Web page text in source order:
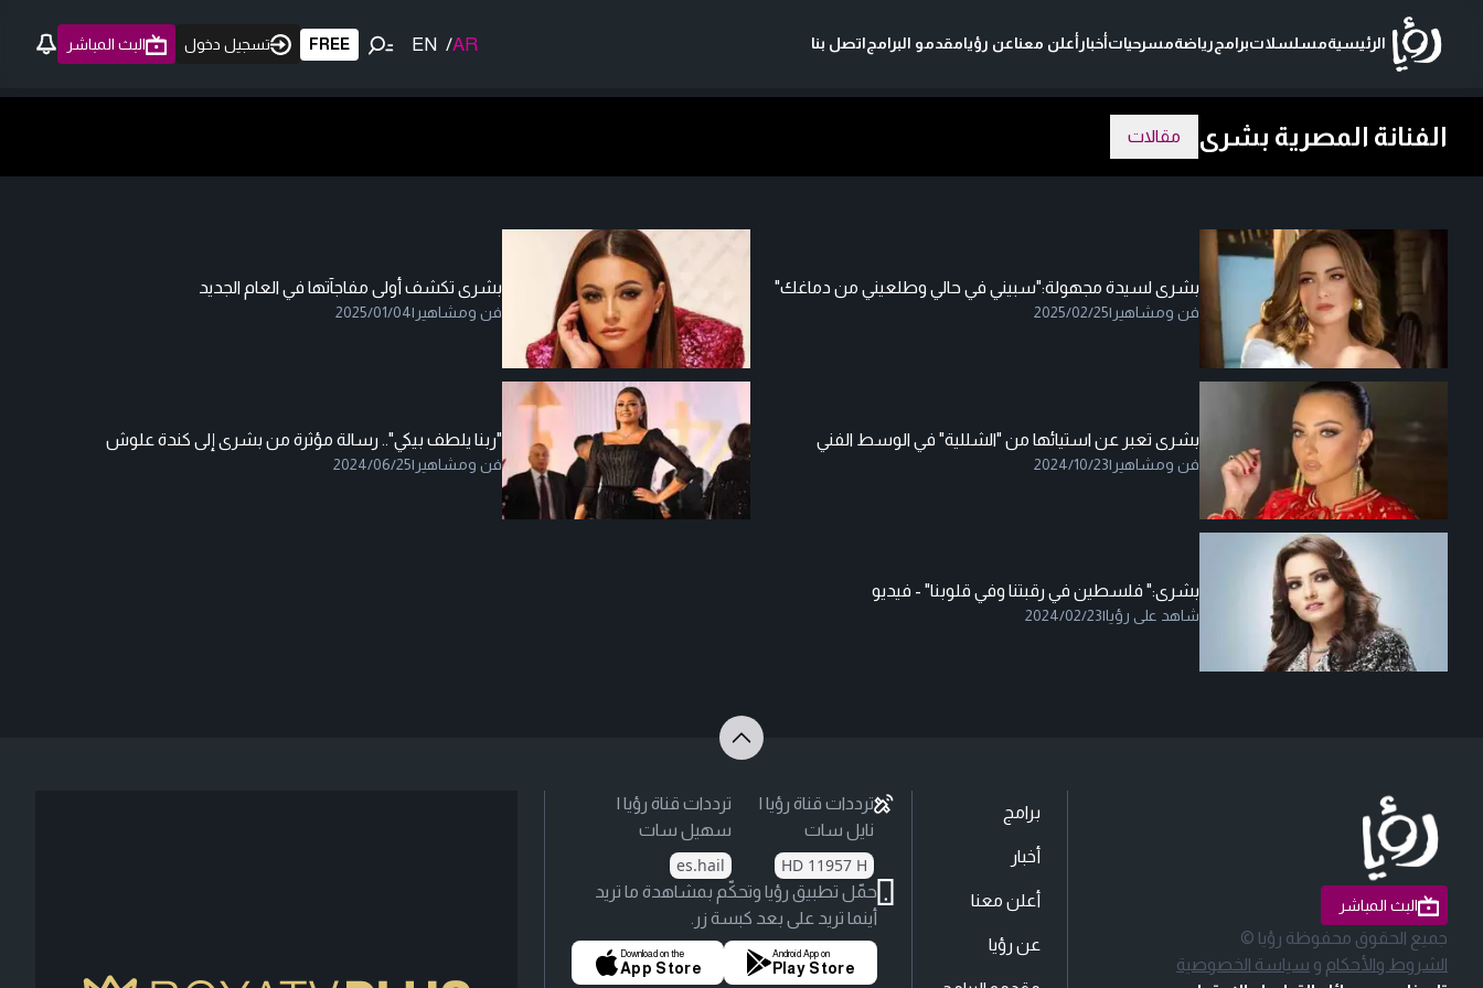
الرئيسيةمسلسلاتبرامجرياضةمسرحياتأخبارأعلن معناعن رؤيامقدمو البرامجاتصل بنا AR
/
EN
FREE تسجيل دخول البث المباشر
الفنانة المصرية بشرى مقالات
بشرى لسيدة مجهولة:"سبيني في حالي وطلعيني من دماغك"
فن ومشاهير |
2025/02/25
بشرى تكشف أولى مفاجآتها في العام الجديد
فن ومشاهير |
2025/01/04
بشرى تعبر عن استيائها من "الشللية" في الوسط الفني
فن ومشاهير |
2024/10/23
"ربنا يلطف بيكي".. رسالة مؤثرة من بشرى إلى كندة علوش
فن ومشاهير |
2024/06/25
بشرى:" فلسطين في رقبتنا وفي قلوبنا" - فيديو
شاهد على رؤيا|
2024/02/23
البث المباشر
جميع الحقوق محفوظة رؤيا ©
الشروط والأحكام و سياسة الخصوصية
برامج
أخبار
أعلن معنا
عن رؤيا
ترددات قناة رؤيا |
نايل سات
HD 11957 H
ترددات قناة رؤيا |
سهيل سات
es.hail
حمّل تطبيق رؤيا وتحكّم بمشاهدة ما تريد
أينما تريد على بعد كبسة زر.
Android App on
Play Store
Download on the
App Store